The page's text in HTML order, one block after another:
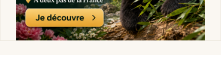
Magazine en Ile de France